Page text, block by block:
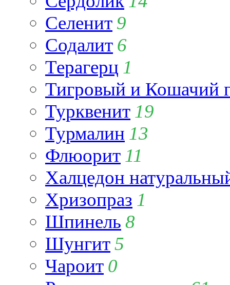
Селенит 9
Содалит 6
Терагерц 1
Тигровый и Кошачий
Турквенит 19
Турмалин 13
Флюорит 11
Халцедон
Хризопраз 1
Шпинель 8
Шунгит5
Чароит 0